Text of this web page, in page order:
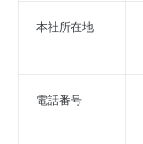
本社所在地
電話番号